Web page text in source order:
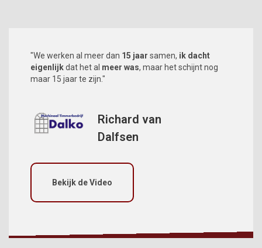
"We werken al meer dan 15 jaar samen, ik dacht
eigenlijkdat het al meer was, maar het schijnt nog
maar 15 jaar te zijn."
Richard van
Dalfsen
Bekijk de Video